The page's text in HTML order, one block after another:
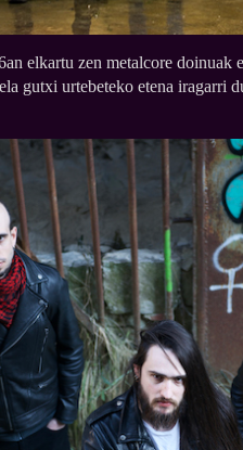
elkartu zen metalcore
gutxi urtebeteko etena iragarri